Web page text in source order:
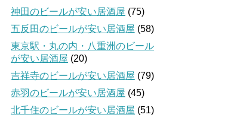
神田のビールが安い居酒屋 (75)
五反田のビールが安い居酒屋 (58)
東京駅・丸の内・八重洲のビール
が安い居酒屋 (20)
吉祥寺のビールが安い居酒屋 (79)
赤羽のビールが安い居酒屋 (45)
北千住のビールが安い居酒屋 (51)